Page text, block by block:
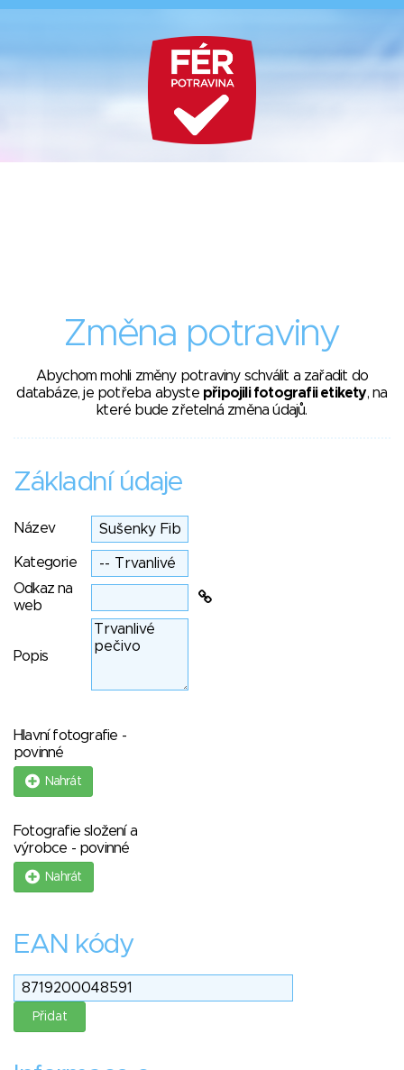
Změna potraviny
Abychom mohli změny potraviny schválit a zařadit do
databáze, je potřeba abyste připojili fotografii etikety, na
které bude zřetelná změna údajů.
Základní údaje
Název
Kategorie
Odkaz na
web
Popis
Hlavní fotografie -
povinné
Nahrát
Fotografie složení a
výrobce - povinné
Nahrát
EAN kódy